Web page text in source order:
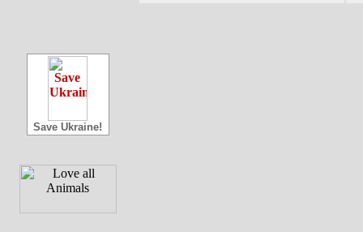
Save Ukraine!